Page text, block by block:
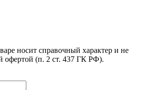
носит справочный характер и не
офертой (п. 2 ст. 437 ГК РФ).